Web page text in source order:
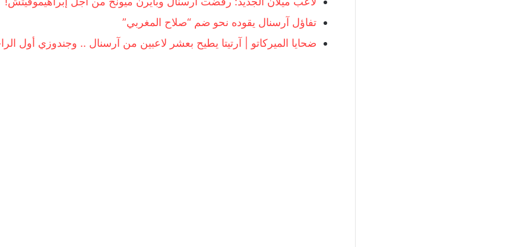
تفاؤل آرسنال يقوده نحو ضم “صلاح المغربي”
ضحايا الميركاتو | آرتيتا يطيح بعشر لاعبين من آرسنال .. وجندوزي أول